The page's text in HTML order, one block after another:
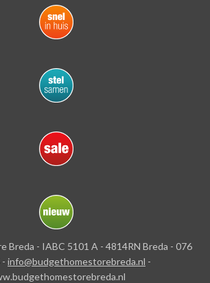
Breda - IABC 5101 A - 4814RN Breda - 076
info@budgethomestorebreda.nl -